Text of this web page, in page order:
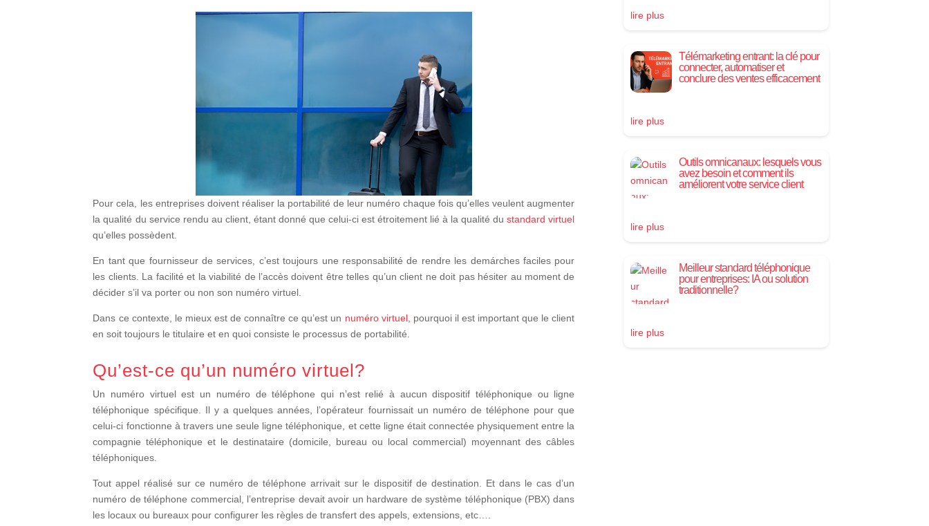
Pour cela, les entreprises doivent réaliser la portabilité de leur numéro chaque fois qu’elles veulent augmenter
la qualité du service rendu au client, étant donné que celui-ci est étroitement lié à la qualité dustandard virtuel
qu’elles possèdent.
En tant que fournisseur de services, c’est toujours une responsabilité de rendre les demárches faciles pour
les clients. La facilité et la viabilité de l’accès doivent être telles qu’un client ne doit pas hésiter au moment de
décider s’il va porter ou non son numéro virtuel.
Dans ce contexte, le mieux est de connaître ce qu’est un numéro virtuel, pourquoi il est important que le client
en soit toujours le titulaire et en quoi consiste le processus de portabilité.
Qu’est-ce qu’un numéro virtuel?
Un numéro virtuel est un numéro de téléphone qui n’est relié à aucun dispositif téléphonique ou ligne
téléphonique spécifique. Il y a quelques années, l’opérateur fournissait un numéro de téléphone pour que
celui-ci fonctionne à travers une seule ligne téléphonique, et cette ligne était connectée physiquement entre la
compagnie téléphonique et le destinataire (domicile, bureau ou local commercial) moyennant des câbles
téléphoniques.
Tout appel réalisé sur ce numéro de téléphone arrivait sur le dispositif de destination. Et dans le cas d’un
numéro de téléphone commercial, l’entreprise devait avoir un hardware de système téléphonique (PBX) dans
les locaux ou bureaux pour configurer les règles de transfert des appels, extensions, etc….
lire plus
Télémarketing entrant: la clé pour
connecter, automatiser et
conclure des ventes efficacement
lire plus
Outils omnicanaux: lesquels vous
avez besoin et comment ils
améliorent votre service client
lire plus
Meilleur standard téléphonique
pour entreprises: IA ou solution
traditionnelle?
lire plus